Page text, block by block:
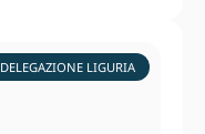
DELEGAZIONE LIGURIA